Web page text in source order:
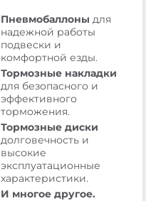
Пневмобаллоны для
надежной работы
подвески и
комфортной езды.
Тормозные накладки
для безопасного и
эффективного
торможения.
Тормозные диски
долговечность и
высокие
эксплуатационные
характеристики.
И многое другое.